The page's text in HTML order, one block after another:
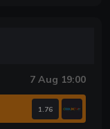
7 Aug 19:00
1.76